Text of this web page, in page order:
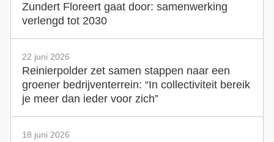
Zundert Floreert gaat door: samenwerking
verlengd tot 2030
22 juni 2026
Reinierpolder zet samen stappen naar een
groener bedrijventerrein: “In collectiviteit bereik
je meer dan ieder voor zich”
18 juni 2026